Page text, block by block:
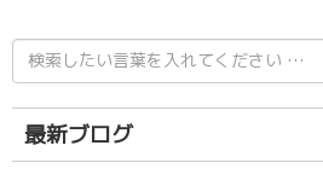
検
索
結
果:
最新ブログ